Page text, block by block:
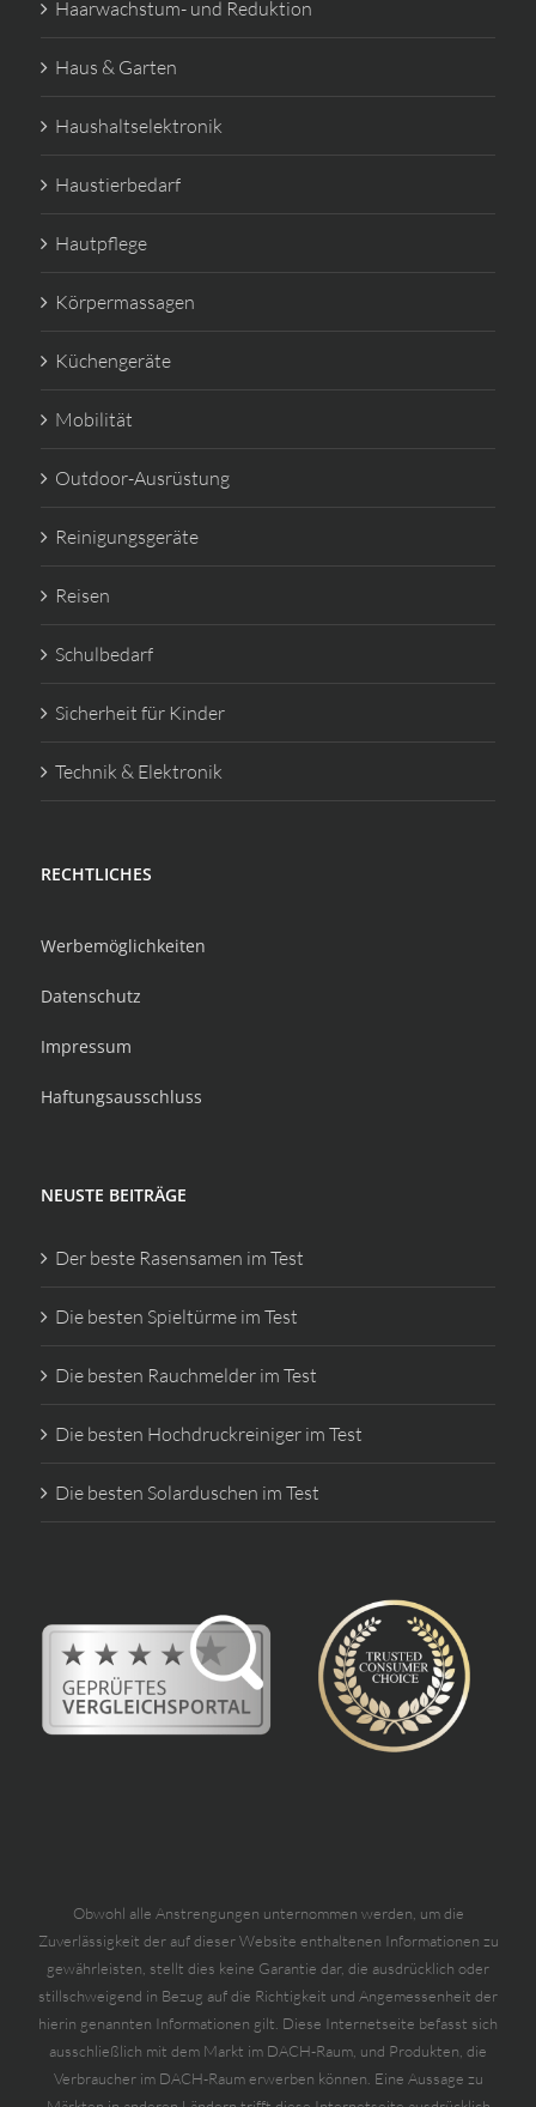
Haarwachstum- und Reduktion
Haus & Garten
Haushaltselektronik
Haustierbedarf
Hautpflege
Körpermassagen
Küchengeräte
Mobilität
Outdoor-Ausrüstung
Reinigungsgeräte
Reisen
Schulbedarf
Sicherheit für Kinder
Technik & Elektronik
RECHTLICHES
Werbemöglichkeiten
Datenschutz
Impressum
Haftungsausschluss
NEUSTE BEITRÄGE
Der beste Rasensamen im Test
Die besten Spieltürme im Test
Die besten Rauchmelder im Test
Die besten Hochdruckreiniger im Test
Die besten Solarduschen im Test
Obwohl alle Anstrengungen unternommen werden, um die
Zuverlässigkeit der auf dieser Website enthaltenen Informationen zu
gewährleisten, stellt dies keine Garantie dar, die ausdrücklich oder
stillschweigend in Bezug auf die Richtigkeit und Angemessenheit der
hierin genannten Informationen gilt. Diese Internetseite befasst sich
ausschließlich mit dem Markt im DACH-Raum, und Produkten, die
Verbraucher im DACH-Raum erwerben können. Eine Aussage zu